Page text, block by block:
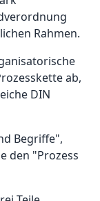
Rahmen.
ab,
DIN
Begriffe",
den "Prozess